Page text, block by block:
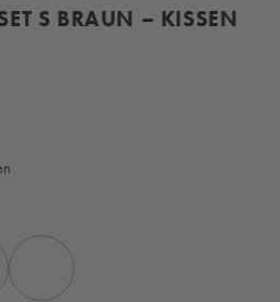
S BRAUN – KISSEN
GRÜN